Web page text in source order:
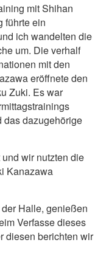
mit Shihan
führte ein
ich wandelten die
um. Die verhalf
mit den
eröffnete den
Zuki. Es war
das dazugehörige
wir nutzten die
Kanazawa
Halle, genießen
Verfasse dieses
diesen berichten wir